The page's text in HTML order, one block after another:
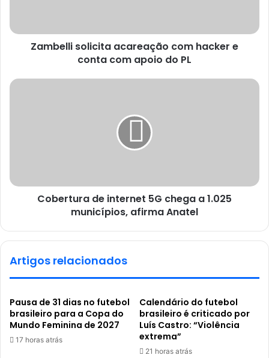
Zambelli solicita acareação com hacker e
conta com apoio do PL
Cobertura de internet 5G chega a 1.025
municípios, afirma Anatel
Artigos relacionados
Pausa de 31 dias no futebol
brasileiro para a Copa do
Mundo Feminina de 2027
17 horas atrás
Calendário do futebol
brasileiro é criticado por
Luís Castro: “Violência
extrema”
21 horas atrás